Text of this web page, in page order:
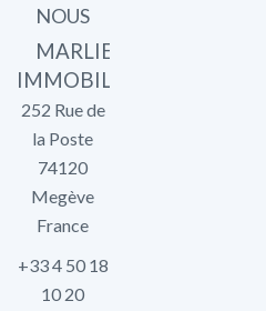
NOUS
MARLIER
IMMOBILIER
252 Rue de
la Poste
74120
Megève
France
+33 4 50 18
10 20